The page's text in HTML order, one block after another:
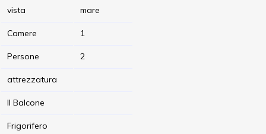
vista mare
Camere 1
Persone 2
attrezzatura
Il Balcone
Frigorifero